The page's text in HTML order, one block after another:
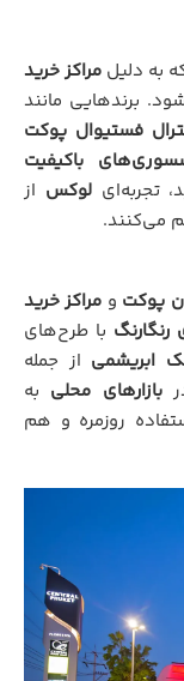
به دلیل مراکز خرید
برندهایی مانند
فستیوال پوکت
باکیفیت
تجربه‌ایلوکس از
می‌کنند.
پوکت و مراکز خرید
با طرح‌های
ابریشمی از جمله
بازارهای محلی به
روزمره و هم